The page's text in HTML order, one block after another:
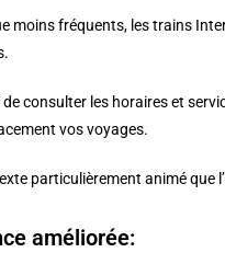
moins fréquents, les trains
consulter les horaires et
vos voyages.
particulièrement animé que
améliorée: